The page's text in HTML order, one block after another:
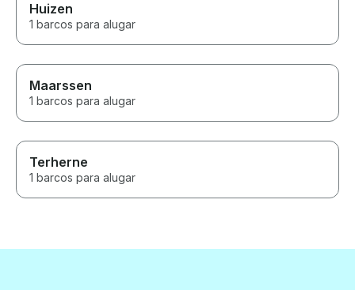
Huizen
1 barcos para alugar
Maarssen
1 barcos para alugar
Terherne
1 barcos para alugar